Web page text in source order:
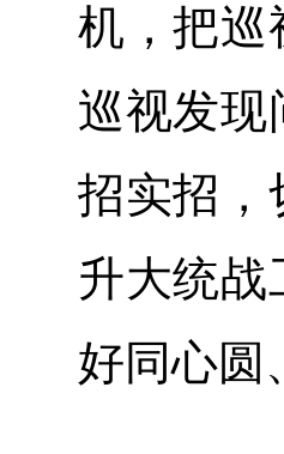
机，把巡
巡视发现
招实招，
升大统战
好同心圆